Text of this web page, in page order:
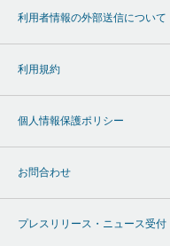
利用者情報の外部送信について
利用規約
個人情報保護ポリシー
お問合わせ
プレスリリース・ニュース受付